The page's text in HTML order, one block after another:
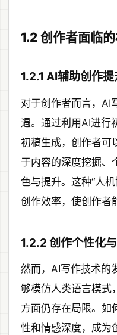
1.2 创作者面临
1.2.1 AI辅助创作
对于创作者而言，AI
遇。通过利用AI进行
初稿生成，创作者可
于内容的深度挖掘、
色与提升。这种“人
创作效率，使创作者
1.2.2 创作个性化
然而，AI写作技术的
够模仿人类语言模式
方面仍存在局限。如
性和情感深度，成为